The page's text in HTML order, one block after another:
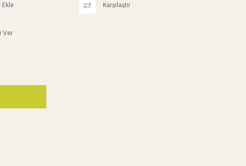
Ekle Karşılaştır
Ver